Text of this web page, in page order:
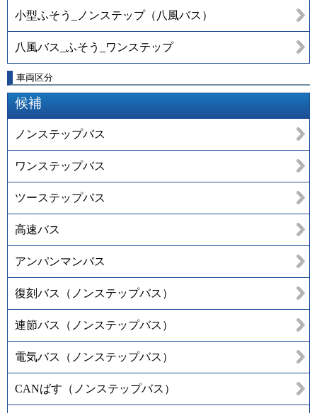
小型ふそう_ノンステップ（八風バス）
八風バス_ふそう_ワンステップ
車両区分
候補
ノンステップバス
ワンステップバス
ツーステップバス
高速バス
アンパンマンバス
復刻バス（ノンステップバス）
連節バス（ノンステップバス）
電気バス（ノンステップバス）
CANばす（ノンステップバス）